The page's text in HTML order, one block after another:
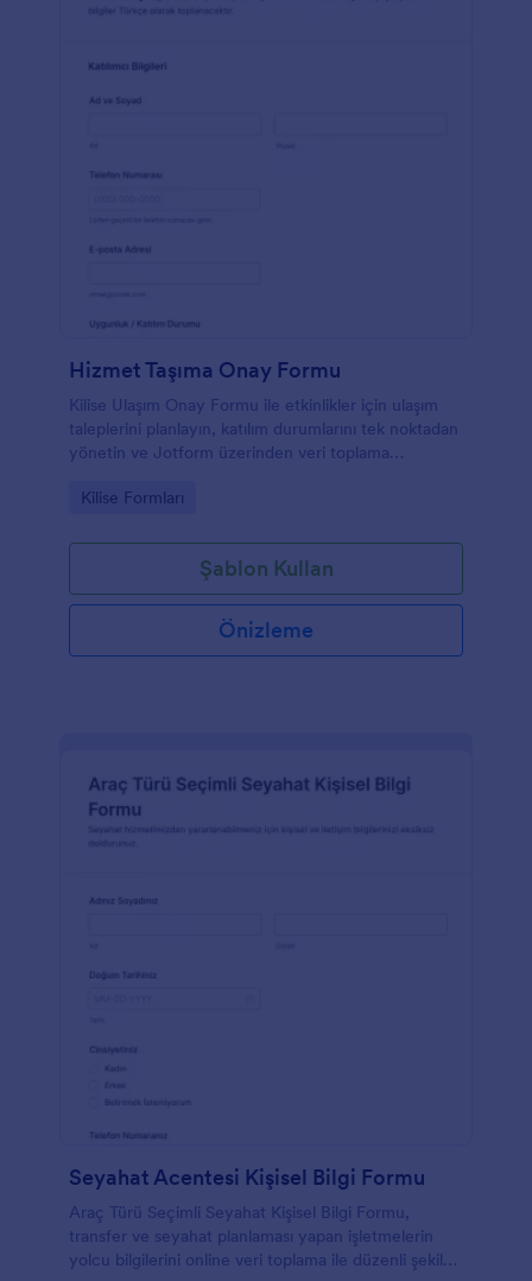
Hizmet Taşıma Onay Formu
Kilise Ulaşım Onay Formu ile etkinlikler için ulaşım
taleplerini planlayın, katılım durumlarını tek noktadan
yönetin ve Jotform üzerinden veri toplama
Go to Category:
Kilise Formları
Şablon Kullan
Önizleme
Seyahat Acentesi Kişisel Bilgi Formu
Araç Türü Seçimli Seyahat Kişisel Bilgi Formu,
transfer ve seyahat planlaması yapan işletmelerin
yolcu bilgilerini online veri toplama ile düzenli şekilde